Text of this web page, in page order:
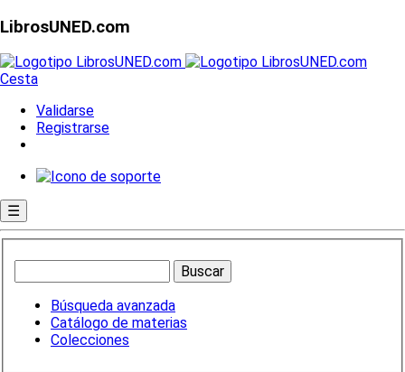
LibrosUNED.com
Cesta
Validarse
Registrarse
☰
Búsqueda avanzada
Catálogo de materias
Colecciones